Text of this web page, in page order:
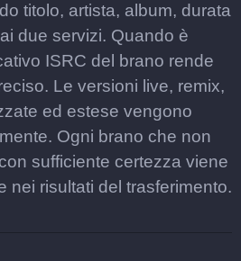
titolo, artista, album, durata
due servizi. Quando è
ISRC del brano rende
Le versioni live, remix,
ed estese vengono
Ogni brano che non
sufficiente certezza viene
nei risultati del trasferimento.